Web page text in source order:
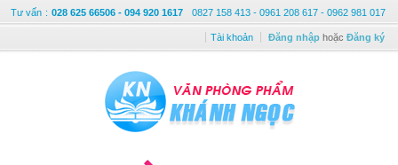
Tư vấn : 028 625 66506 - 094 920 1617 0827 158 413 - 0961 208 617 - 0962 981 017
Tài khoản Đăng nhập hoặc Đăng ký